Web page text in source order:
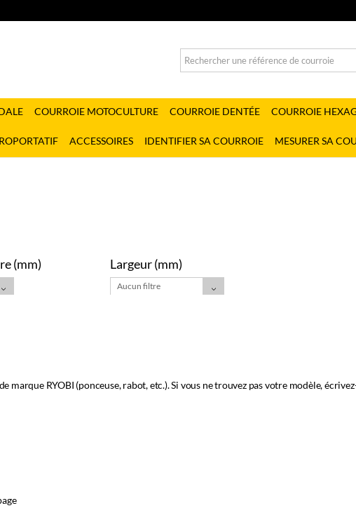
COURROIE MOTOCULTURE COURROIE DENTÉE COURROIE
ACCESSOIRES IDENTIFIER SA COURROIE MESURER SA
(mm) Largeur (mm)
Aucun filtre
RYOBI (ponceuse, rabot, etc.). Si vous ne trouvez pas votre modèle,